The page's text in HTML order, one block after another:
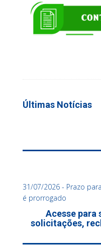
Últimas Notícias
31/07/2026 - Prazo
é prorrogado
Acesse para
solicitações,